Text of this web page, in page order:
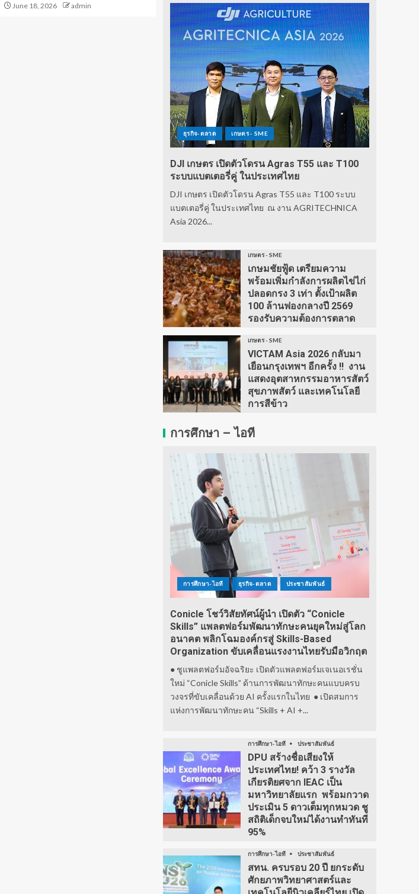
June 18, 2026 admin
ธุรกิจ-ตลาด เกษตร - SME
DJI เกษตร เปิดตัวโดรน Agras T55 และ T100
ระบบแบตเตอรี่คู่ ในประเทศไทย
DJI เกษตร เปิดตัวโดรน Agras T55 และ T100 ระบบ
แบตเตอรี่คู่ ในประเทศไทย ณ งาน AGRITECHNICA
Asia 2026...
เกษตร - SME
เกษมชัยฟู้ด เตรียมความ
พร้อมเพิ่มกำลังการผลิตไข่ไก่
ปลอดกรง 3 เท่า ตั้งเป้าผลิต
100 ล้านฟองกลางปี 2569
รองรับความต้องการตลาด
เกษตร - SME
VICTAM Asia 2026 กลับมา
เยือนกรุงเทพฯ อีกครั้ง !! งาน
แสดงอุตสาหกรรมอาหารสัตว์
สุขภาพสัตว์ และเทคโนโลยี
การสีข้าว
การศึกษา – ไอที
การศึกษา-ไอที ธุรกิจ-ตลาด ประชาสัมพันธ์
Conicle โชว์วิสัยทัศน์ผู้นำ เปิดตัว “Conicle
Skills” แพลตฟอร์มพัฒนาทักษะคนยุคใหม่สู่โลก
อนาคต พลิกโฉมองค์กรสู่ Skills-Based
Organization ขับเคลื่อนแรงงานไทยรับมือวิกฤต
● ชูแพลตฟอร์มอัจฉริยะ เปิดตัวแพลตฟอร์มเจเนอเรชั่น
ใหม่ “Conicle Skills” ด้านการพัฒนาทักษะคนแบบครบ
วงจรที่ขับเคลื่อนด้วย AI ครั้งแรกในไทย ● เปิดสมการ
แห่งการพัฒนาทักษะคน “Skills + AI +...
การศึกษา-ไอที ประชาสัมพันธ์
DPU สร้างชื่อเสียงให้
ประเทศไทย! คว้า 3 รางวัล
เกียรติยศจาก IEAC เป็น
มหาวิทยาลัยแรก พร้อมกวาด
ประเมิน 5 ดาวเต็มทุกหมวด ชู
สถิติเด็กจบใหม่ได้งานทำทันที
95%
การศึกษา-ไอที ประชาสัมพันธ์
สทน. ครบรอบ 20 ปี ยกระดับ
ศักยภาพวิทยาศาสตร์และ